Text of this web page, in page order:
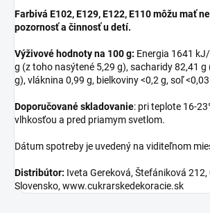
Farbivá E102, E129, E122, E110 môžu mať
pozornosť a činnosť u detí.
Výživové hodnoty na 100 g: Energia 1641
g (z toho nasýtené 5,29 g), sacharidy 82,41
g), vláknina 0,99 g, bielkoviny <0,2 g, soľ
Doporučované skladovanie: pri teplote 16-
vlhkosťou a pred priamym svetlom.
Dátum spotreby je uvedený na viditeľnom
Distribútor: Iveta Gereková, Štefániková
Slovensko, www.cukrarskedekoracie.sk